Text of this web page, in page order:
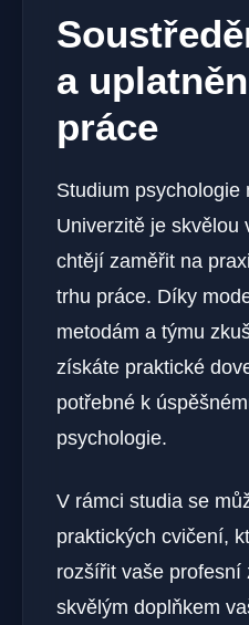
a
práce
Studium psychologie
Univerzitě je skvělou
chtějí zaměřit na
trhu práce. Díky
metodám a týmu
získáte praktické
potřebné k
psychologie.
V rámci studia se
praktických cvičení,
rozšířit vaše profesní
skvělým doplňkem